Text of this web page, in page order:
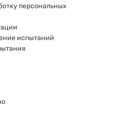
персональных
испытаний